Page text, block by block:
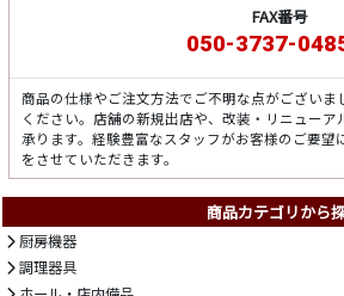
FAX番号
050-3737-
商品の仕様やご注文方法でご不明な点がございま
ください。店舗の新規出店や、改装・リニューア
承ります。経験豊富なスタッフがお客様のご要望
をさせていただきます。
商品カテゴリから
厨房機器
調理器具